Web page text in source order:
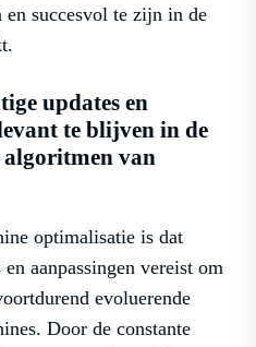
en succesvol te zijn in de
updates en
te blijven in de
algoritmen van
optimalisatie is dat
aanpassingen vereist om
evoluerende
Door de constante